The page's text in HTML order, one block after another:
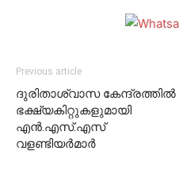
Previous article
ദുരിതാശ്വാസ കേന്ദ്രത്തില്‍
ഭക്ഷ്യകിറ്റുകളുമായി
എന്‍.എസ്.എസ്
വളണ്ടിയര്‍മാര്‍